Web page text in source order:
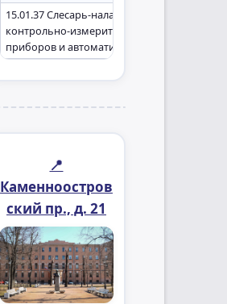
15.01.37 Слесарь-наладчик
контрольно-измерительных
приборов и автоматики
📍
Каменноостров
ский пр., д. 21